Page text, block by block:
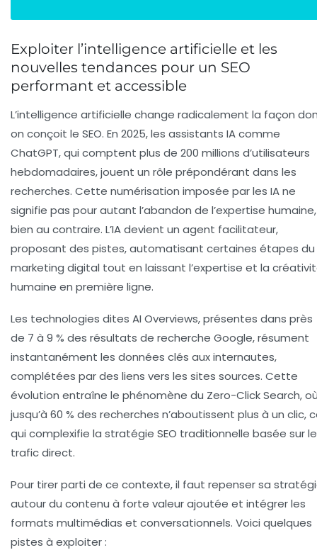
Exploiter l’intelligence artificielle et les
nouvelles tendances pour un SEO
performant et accessible
L’intelligence artificielle change radicalement la façon
on conçoit le SEO. En 2025, les assistants IA comme
ChatGPT, qui comptent plus de 200 millions d’utilisateurs
hebdomadaires, jouent un rôle prépondérant dans les
recherches. Cette numérisation imposée par les IA ne
signifie pas pour autant l’abandon de l’expertise humaine,
bien au contraire. L’IA devient un agent facilitateur,
proposant des pistes, automatisant certaines étapes du
marketing digital tout en laissant l’expertise et la
humaine en première ligne.
Les technologies dites AI Overviews, présentes dans près
de 7 à 9 % des résultats de recherche Google, résument
instantanément les données clés aux internautes,
complétées par des liens vers les sites sources. Cette
évolution entraîne le phénomène du Zero-Click Search,
jusqu’à 60 % des recherches n’aboutissent plus à un clic,
qui complexifie la stratégie SEO traditionnelle basée sur le
trafic direct.
Pour tirer parti de ce contexte, il faut repenser sa
autour du contenu à forte valeur ajoutée et intégrer les
formats multimédias et conversationnels. Voici quelques
pistes à exploiter :